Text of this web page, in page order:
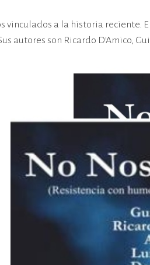
a la historia reciente.
son Ricardo D’Amico,